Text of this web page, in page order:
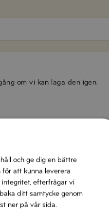
om vi kan laga den igen.
och ge dig en bättre
att kunna leverera
efterfrågar vi
ditt samtycke genom
ner på vår sida.